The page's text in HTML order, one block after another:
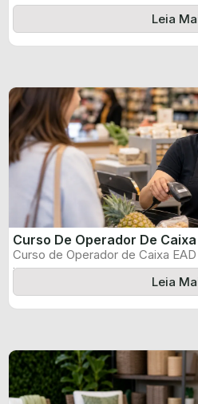
certificado informado pelo
Leia
Curso De Operador De Caixa
Curso de Operador de Caixa
informado pelo produtor ...
Leia